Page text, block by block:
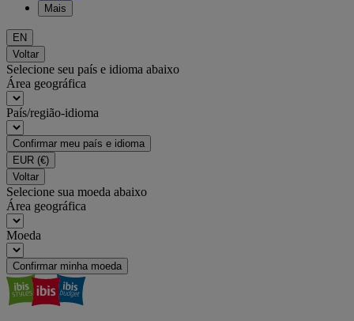
Mais
EN
Voltar
Selecione seu país e idioma abaixo
Área geográfica
País/região-idioma
Confirmar meu país e idioma
EUR (€)
Voltar
Selecione sua moeda abaixo
Área geográfica
Moeda
Confirmar minha moeda